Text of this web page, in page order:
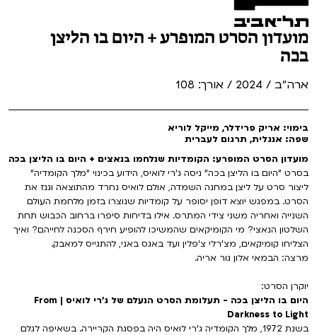
מועדון הסרט המופרע + היום בו הליצן
בכה
ארה"ב / 2024 / אורך: 108
בימוי: אריק פרידלר, מייקל לוריא
שפה: אנגלית, תרגום לעברית
מועדון הסרט המופרע: הקומדיות שנלחמו בנאצים + היום בו הליצן בכה
בסרט "היום בו הליצן בכה" ניסה ג'רי לואיס, הידוע בכינוי "מלך הקומדיה"
ליצור סרט על ליצן במחנה השמדה, אולם לואיס נחרד מהתוצאה וגנז את
הסרט. במפגש יוצא דופן יסופר על קומדיות שנוצרו בזמן מלחמת העולם
השנייה ואחריה משני צידי המתרס. אילו בדיחות סיפרו ברחוב הכבוש תחת
השלטון הנאצי? מי הקומיקאים שהמשיכו להופיע חירף הסכנה לחייהם? ואיך
הצליחו קומיקאים, מצ'רלי צ'פלין ועד באגס באני, להתגייס למאבק.
מרצה: הבמאי אלון גור אריה.
יוקרן הסרט:
היום בו הליצן בכה - תעלומת הסרט הנעלם של ג'רי לואיס | From
Darkness to Light
בשנת 1972, מלך הקומדיה ג'רי לואיס היה בפסגת הקריירה. בשאיפה לגלם